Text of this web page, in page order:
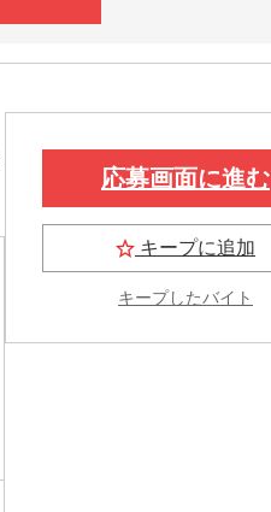
応募画面に進む
キープに追加
キープしたバイト